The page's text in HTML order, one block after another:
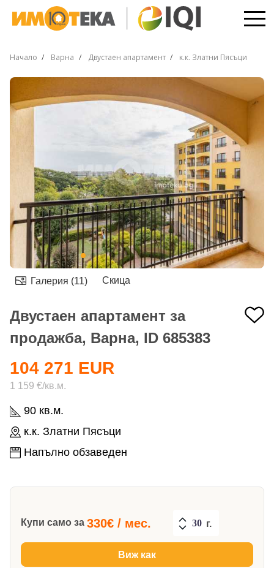
Начало Варна Двустаен апартамент к.к. Златни Пясъци
Галерия (11) Скица
Двустаен апартамент за
продажба, Варна, ID 685383
90 кв.м.
к.к. Златни Пясъци
Напълно обзаведен
104 271 EUR
1 159 €/кв.м.
Купи само за 330€ / мес. г.
Виж как